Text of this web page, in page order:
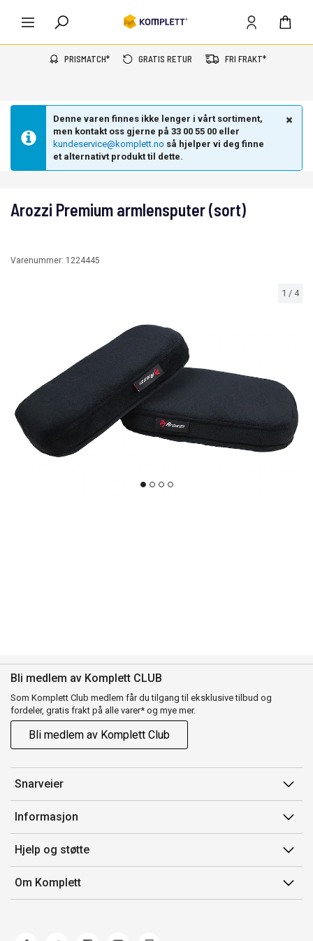
PRISMATCH* GRATIS RETUR FRI FRAKT*
Denne varen finnes ikke lenger i vårt sortiment,
men kontakt oss gjerne på 33 00 55 00 eller
kundeservice@komplett.no så hjelper vi deg finne
et alternativt produkt til dette.
1 / 4
Arozzi Premium armlensputer (sort)
Varenummer: 1224445
Bli medlem av Komplett CLUB
Som Komplett Club medlem får du tilgang til eksklusive tilbud og
fordeler, gratis frakt på alle varer* og mye mer.
Bli medlem av Komplett Club
Snarveier
Min side
Ordreoversikt
Flex
Komplett Club
Informasjon
Salgsbetingelser
Medlemsvilkår for Komplett Club
Merker/produsent
Hjelp og støtte
Kontakt oss
Kundeservice
Om Komplett